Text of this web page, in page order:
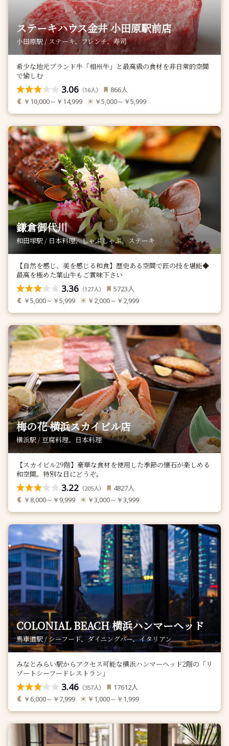
ステーキハウス金井 小田原駅前店
小田原駅 / ステーキ、フレンチ、寿司
希少な地元ブランド牛「相州牛」と最高級の食材を非日常的空間
で愉しむ
3.06 （16人） 866人
￥10,000～￥14,999 ￥5,000～￥5,999
鎌倉御代川
和田塚駅 / 日本料理、しゃぶしゃぶ、ステーキ
【自然を感じ、美を感じる和食】歴史ある空間で匠の技を堪能◆
最高を極めた葉山牛もご賞味下さい
3.36 （127人） 5723人
￥5,000～￥5,999 ￥2,000～￥2,999
梅の花 横浜スカイビル店
横浜駅 / 豆腐料理、日本料理
【スカイビル29階】豪華な食材を使用した季節の懐石が楽しめる
和空間。特別な日にどうぞ。
3.22 （205人） 4827人
￥8,000～￥9,999 ￥3,000～￥3,999
COLONIAL BEACH 横浜ハンマーヘッド
馬車道駅 / シーフード、ダイニングバー、イタリアン
みなとみらい駅からアクセス可能な横浜ハンマーヘッド2階の「リ
ゾートシーフードレストラン」
3.46 （357人） 17612人
￥6,000～￥7,999 ￥1,000～￥1,999